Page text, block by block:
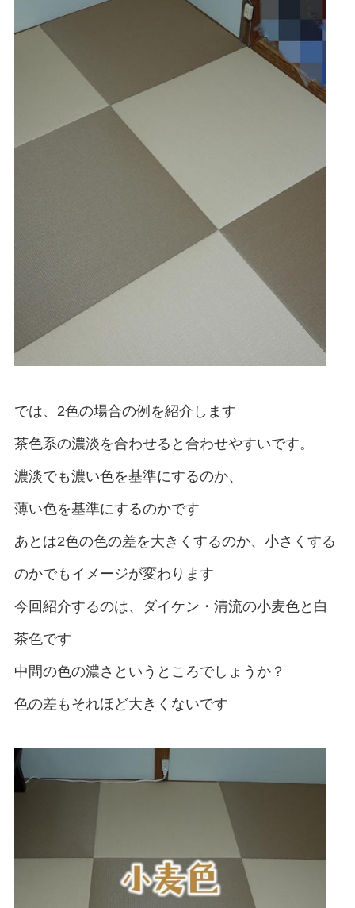
では、2色の場合の例を紹介します
茶色系の濃淡を合わせると合わせやすいです。
濃淡でも濃い色を基準にするのか、
薄い色を基準にするのかです
あとは2色の色の差を大きくするのか、小さくする
のかでもイメージが変わります
今回紹介するのは、ダイケン・清流の小麦色と白
茶色です
中間の色の濃さというところでしょうか？
色の差もそれほど大きくないです